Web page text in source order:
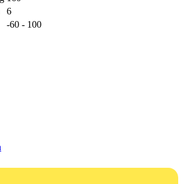
6
-60 - 100